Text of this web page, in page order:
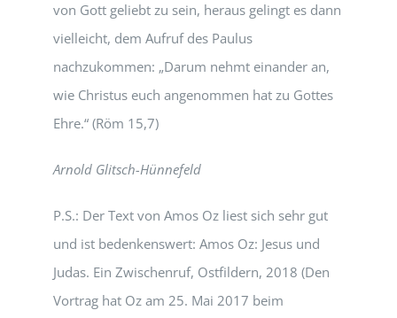
von Gott geliebt zu sein, heraus gelingt es dann
vielleicht, dem Aufruf des Paulus
nachzukommen: „Darum nehmt einander an,
wie Christus euch angenommen hat zu Gottes
Ehre.“ (Röm 15,7)
Arnold Glitsch-Hünnefeld
P.S.: Der Text von Amos Oz liest sich sehr gut
und ist bedenkenswert: Amos Oz: Jesus und
Judas. Ein Zwischenruf, Ostfildern, 2018 (Den
Vortrag hat Oz am 25. Mai 2017 beim